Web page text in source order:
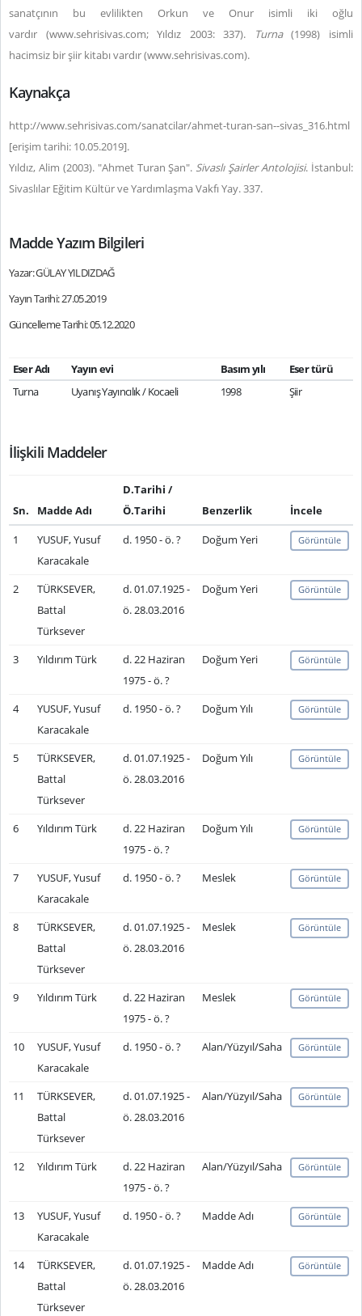
sanatçının bu evlilikten Orkun ve Onur isimli iki oğlu
vardır (www.sehrisivas.com; Yıldız 2003: 337). Turna(1998) isimli
hacimsiz bir şiir kitabı vardır (www.sehrisivas.com).
Kaynakça
http://www.sehrisivas.com/sanatcilar/ahmet-turan-san--sivas_316.html
[erişim tarihi: 10.05.2019].
Yıldız, Alim (2003). "Ahmet Turan Şan". Sivaslı Şairler Antolojisi. İstanbul:
Sivaslılar Eğitim Kültür ve Yardımlaşma Vakfı Yay. 337.
Madde Yazım Bilgileri
Yazar: GÜLAY YILDIZDAĞ
Yayın Tarihi: 27.05.2019
Güncelleme Tarihi: 05.12.2020
Eser Adı Yayın evi Basım yılı
Eser türü
Turna
Uyanış Yayıncılık / Kocaeli 1998 Şiir
İlişkili Maddeler
Sn. Madde Adı
D.Tarihi /
Ö.Tarihi
Benzerlik
İncele
1
YUSUF, Yusuf
Karacakale
d. 1950 - ö. ? Doğum Yeri Görüntüle
2
TÜRKSEVER,
Battal
Türksever
d. 01.07.1925 -
ö. 28.03.2016
Doğum Yeri Görüntüle
3 Yıldırım Türk
d. 22 Haziran
1975 - ö. ?
Doğum Yeri Görüntüle
4
YUSUF, Yusuf
Karacakale
d. 1950 - ö. ? Doğum Yılı Görüntüle
5
TÜRKSEVER,
Battal
Türksever
d. 01.07.1925 -
ö. 28.03.2016
Doğum Yılı Görüntüle
6 Yıldırım Türk
d. 22 Haziran
1975 - ö. ?
Doğum Yılı Görüntüle
7
YUSUF, Yusuf
Karacakale
d. 1950 - ö. ? Meslek Görüntüle
8
TÜRKSEVER,
Battal
Türksever
d. 01.07.1925 -
ö. 28.03.2016
Meslek Görüntüle
9 Yıldırım Türk
d. 22 Haziran
1975 - ö. ?
Meslek Görüntüle
10
YUSUF, Yusuf
Karacakale
d. 1950 - ö. ? Alan/Yüzyıl/Saha Görüntüle
11
TÜRKSEVER,
Battal
Türksever
d. 01.07.1925 -
ö. 28.03.2016
Alan/Yüzyıl/Saha Görüntüle
12 Yıldırım Türk
d. 22 Haziran
1975 - ö. ?
Alan/Yüzyıl/Saha Görüntüle
13
YUSUF, Yusuf
Karacakale
d. 1950 - ö. ? Madde Adı Görüntüle
14
TÜRKSEVER,
Battal
Türksever
d. 01.07.1925 -
ö. 28.03.2016
Madde Adı Görüntüle